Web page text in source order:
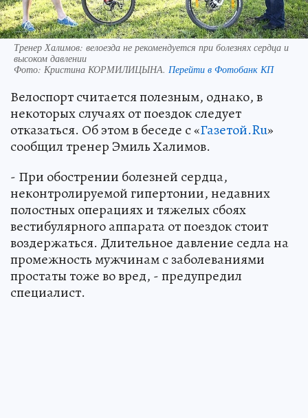
Тренер Халимов: велоезда не рекомендуется при болезнях сердца и
высоком давлении
Фото: Кристина КОРМИЛИЦЫНА. Перейти в Фотобанк КП
Велоспорт считается полезным, однако, в
некоторых случаях от поездок следует
отказаться. Об этом в беседе с «Газетой.Ru»
сообщил тренер Эмиль Халимов.
- При обострении болезней сердца,
неконтролируемой гипертонии, недавних
полостных операциях и тяжелых сбоях
вестибулярного аппарата от поездок стоит
воздержаться. Длительное давление седла на
промежность мужчинам с заболеваниями
простаты тоже во вред, - предупредил
специалист.